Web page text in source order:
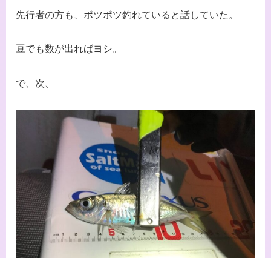
先行者の方も、ポツポツ釣れていると話していた。
豆でも数が出ればヨシ。
で、次、